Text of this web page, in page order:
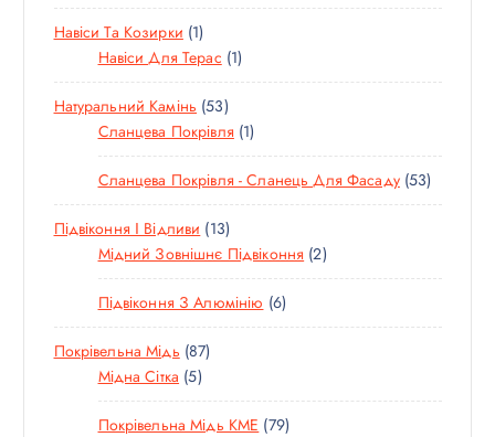
ИА
В
А
Р
Т
В
А
Навіси Та Козирки 11
Т
О
В
А
Р
Навіси Для Терас 11
Т
В
А
Р
Натуральний Камінь 535
3
Т
О
В
А
Р
И
Сланцева Покрівля 11
Т
О
В
Р
Сланцева Покрівля - Сланець Для Фасаду 535
3
В
Р
Підвіконня І Відливи 131
3
Т
О
В
І
В
Мідний Зовнішнє Підвіконня 22
Т
В
И
Підвіконня З Алюмінію 66
Т
А
Р
Покрівельна Мідь 878
Т
О
Мідна Сітка 55
Т
О
Покрівельна Мідь KME 797